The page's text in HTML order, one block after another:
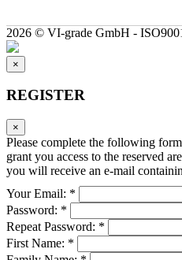
2026 © VI-grade GmbH -
×
REGISTER
×
Please complete the following
grant you access to the reserved
you will receive an e-mail
Your Email: *
Password: *
Repeat Password: *
First Name: *